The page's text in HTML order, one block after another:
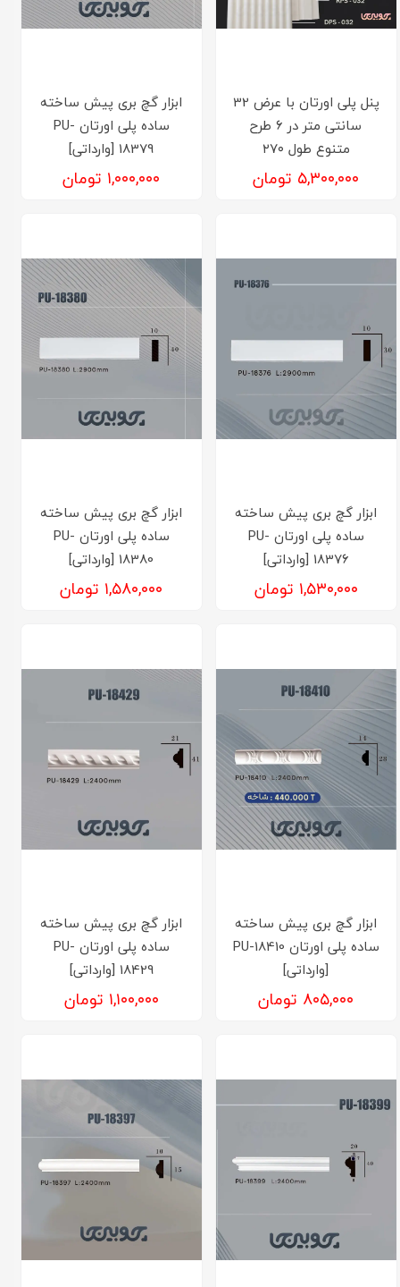
پنل پلی اورتان با عرض 32
سانتی متر در 6 طرح
متنوع طول ۲۷۰
۵,۳۰۰,۰۰۰ تومان
ابزار گچ بری پیش ساخته
ساده پلی اورتان PU-
18379 [وارداتی]
۱,۰۰۰,۰۰۰ تومان
ابزار گچ بری پیش ساخته
ساده پلی اورتان PU-
18376 [وارداتی]
۱,۵۳۰,۰۰۰ تومان
ابزار گچ بری پیش ساخته
ساده پلی اورتان PU-
18380 [وارداتی]
۱,۵۸۰,۰۰۰ تومان
ابزار گچ بری پیش ساخته
ساده پلی اورتان PU-18410
[وارداتی]
۸۰۵,۰۰۰ تومان
ابزار گچ بری پیش ساخته
ساده پلی اورتان PU-
18429 [وارداتی]
۱,۱۰۰,۰۰۰ تومان